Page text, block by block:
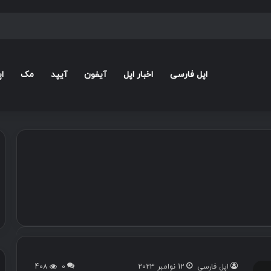
اپل فارسی اخبار اپل آیفون آیپد مک
اپل فارسی 12 نوامبر 2023 0
408